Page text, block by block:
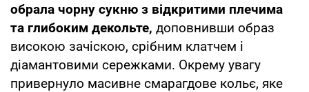
обрала чорну сукню з відкритими плечима
та глибоким декольте, доповнивши образ
високою зачіскою, срібним клатчем і
діамантовими сережками. Окрему увагу
привернуло масивне смарагдове кольє, яке